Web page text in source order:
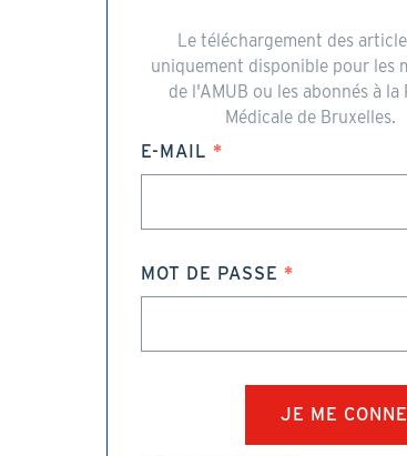
Le téléchargement des
uniquement disponible pour les
de l'AMUB ou les abonnés à la
Médicale de Bruxelles.
E-MAIL
MOT DE PASSE